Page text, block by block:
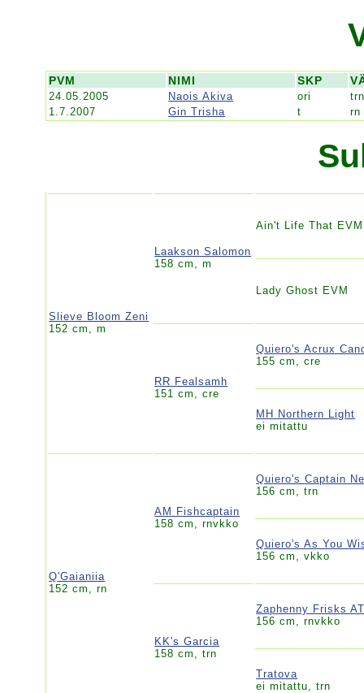
PVM NIMI SKP
24.05.2005 Naois Akiva ori
1.7.2007
Gin Trisha t rn
Slieve Bloom Zeni
152 cm, m
Laakson Salomon
158 cm, m
Ain't Life That EVM
Lady Ghost EVM
RR Fealsamh
151 cm, cre
Quiero's Acrux
155 cm, cre
MH Northern Light
ei mitattu
Q'Gaianiia
152 cm, rn
AM Fishcaptain
158 cm, rnvkko
Quiero's Captain
156 cm, trn
Quiero's As You
156 cm, vkko
KK's Garcia
158 cm, trn
Zaphenny Frisks
156 cm, rnvkko
Tratova
ei mitattu, trn